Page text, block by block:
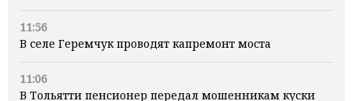
11:56
В селе Геремчук проводят капремонт моста
11:06
В Тольятти пенсионер передал мошенникам куски